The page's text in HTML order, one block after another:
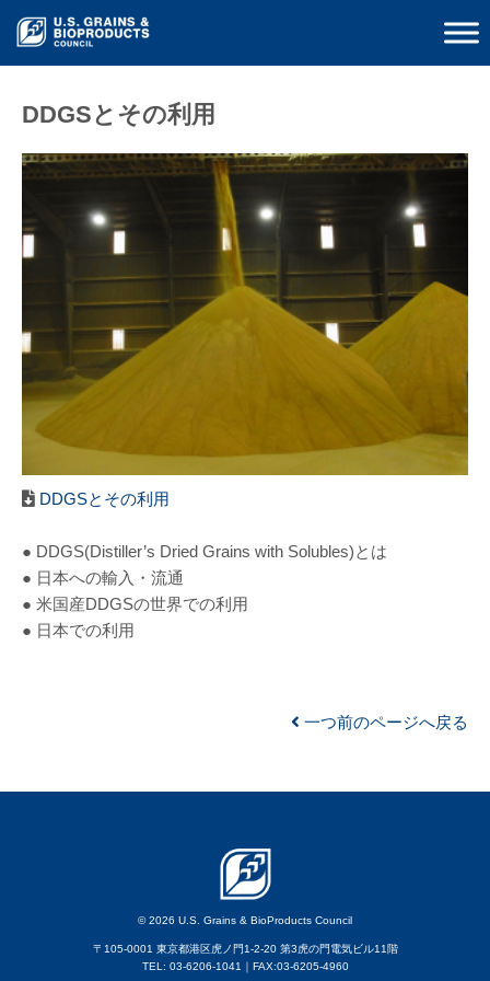
DDGSとその利用
DDGSとその利用
● DDGS(Distiller’s Dried Grains with Solubles)とは
● 日本への輸入・流通
● 米国産DDGSの世界での利用
● 日本での利用
一つ前のページへ戻る
© 2026 U.S. Grains & BioProducts Council
〒105-0001 東京都港区虎ノ門1-2-20 第3虎の門電気ビル11階
TEL: 03-6206-1041｜FAX:03-6205-4960